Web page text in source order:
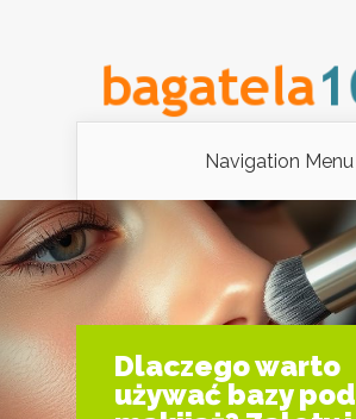
Navigation Menu
Dlaczego warto
używać bazy pod